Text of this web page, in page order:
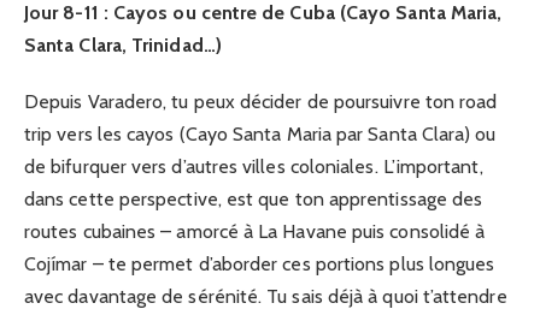
Jour 8-11 : Cayos ou centre de Cuba (Cayo Santa Maria,
Santa Clara, Trinidad…)
Depuis Varadero, tu peux décider de poursuivre ton road
trip vers les cayos (Cayo Santa Maria par Santa Clara) ou
de bifurquer vers d’autres villes coloniales. L’important,
dans cette perspective, est que ton apprentissage des
routes cubaines – amorcé à La Havane puis consolidé à
Cojímar – te permet d’aborder ces portions plus longues
avec davantage de sérénité. Tu sais déjà à quoi t’attendre